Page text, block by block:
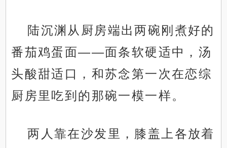
陆沉渊从厨房端出两碗刚煮好的
番茄鸡蛋面——面条软硬适中，汤
头酸甜适口，和苏念第一次在恋综
厨房里吃到的那碗一模一样。
两人靠在沙发里，膝盖上各放着